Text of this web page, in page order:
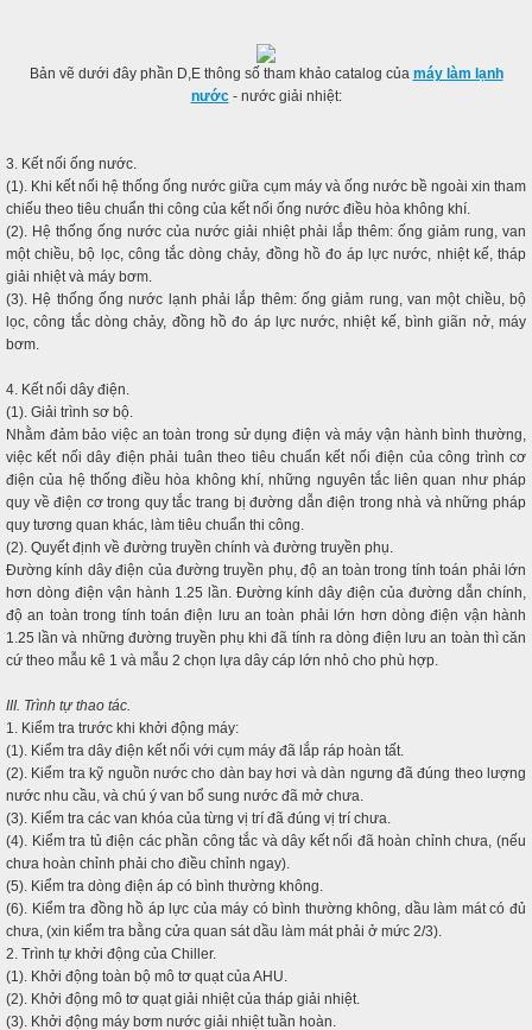
Bản vẽ dưới đây phần D,E thông số tham khảo catalog của máy làm lạnh
nước- nước giải nhiệt:
3. Kết nối ống nước.
(1). Khi kết nối hệ thống ống nước giữa cụm máy và ống nước bề ngoài xin tham
chiếu theo tiêu chuẩn thi công của kết nối ống nước điều hòa không khí.
(2). Hệ thống ống nước của nước giải nhiệt phải lắp thêm: ống giảm rung, van
một chiều, bộ lọc, công tắc dòng chảy, đồng hồ đo áp lực nước, nhiệt kế, tháp
giải nhiệt và máy bơm.
(3). Hệ thống ống nước lạnh phải lắp thêm: ống giảm rung, van một chiều, bộ
lọc, công tắc dòng chảy, đồng hồ đo áp lực nước, nhiệt kế, bình giãn nở, máy
bơm.
4. Kết nối dây điện.
(1). Giải trình sơ bộ.
Nhằm đảm bảo việc an toàn trong sử dụng điện và máy vận hành bình thường,
việc kết nối dây điện phải tuân theo tiêu chuẩn kết nối điện của công trình cơ
điện của hệ thống điều hòa không khí, những nguyên tắc liên quan như pháp
quy về điện cơ trong quy tắc trang bị đường dẫn điện trong nhà và những pháp
quy tương quan khác, làm tiêu chuẩn thi công.
(2). Quyết định về đường truyền chính và đường truyền phụ.
Đường kính dây điện của đường truyền phụ, độ an toàn trong tính toán phải lớn
hơn dòng điện vận hành 1.25 lần. Đường kính dây điện của đường dẫn chính,
độ an toàn trong tính toán điện lưu an toàn phải lớn hơn dòng điện vận hành
1.25 lần và những đường truyền phụ khi đã tính ra dòng điện lưu an toàn thì căn
cứ theo mẫu kê 1 và mẫu 2 chọn lựa dây cáp lớn nhỏ cho phù hợp.
III. Trình tự thao tác.
1. Kiểm tra trước khi khởi động máy:
(1). Kiểm tra dây điện kết nối với cụm máy đã lắp ráp hoàn tất.
(2). Kiểm tra kỹ nguồn nước cho dàn bay hơi và dàn ngưng đã đúng theo lượng
nước nhu cầu, và chú ý van bổ sung nước đã mở chưa.
(3). Kiểm tra các van khóa của từng vị trí đã đúng vị trí chưa.
(4). Kiểm tra tủ điện các phần công tắc và dây kết nối đã hoàn chỉnh chưa, (nếu
chưa hoàn chỉnh phải cho điều chỉnh ngay).
(5). Kiểm tra dòng điện áp có bình thường không.
(6). Kiểm tra đồng hồ áp lực của máy có bình thường không, dầu làm mát có đủ
chưa, (xin kiểm tra bằng cửa quan sát dầu làm mát phải ở mức 2/3).
2. Trình tự khởi động của Chiller.
(1). Khởi động toàn bộ mô tơ quạt của AHU.
(2). Khởi động mô tơ quạt giải nhiệt của tháp giải nhiệt.
(3). Khởi động máy bơm nước giải nhiệt tuần hoàn.